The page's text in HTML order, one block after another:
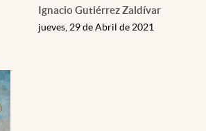
Ignacio Gutiérrez Zaldívar
jueves, 29 de Abril de 2021